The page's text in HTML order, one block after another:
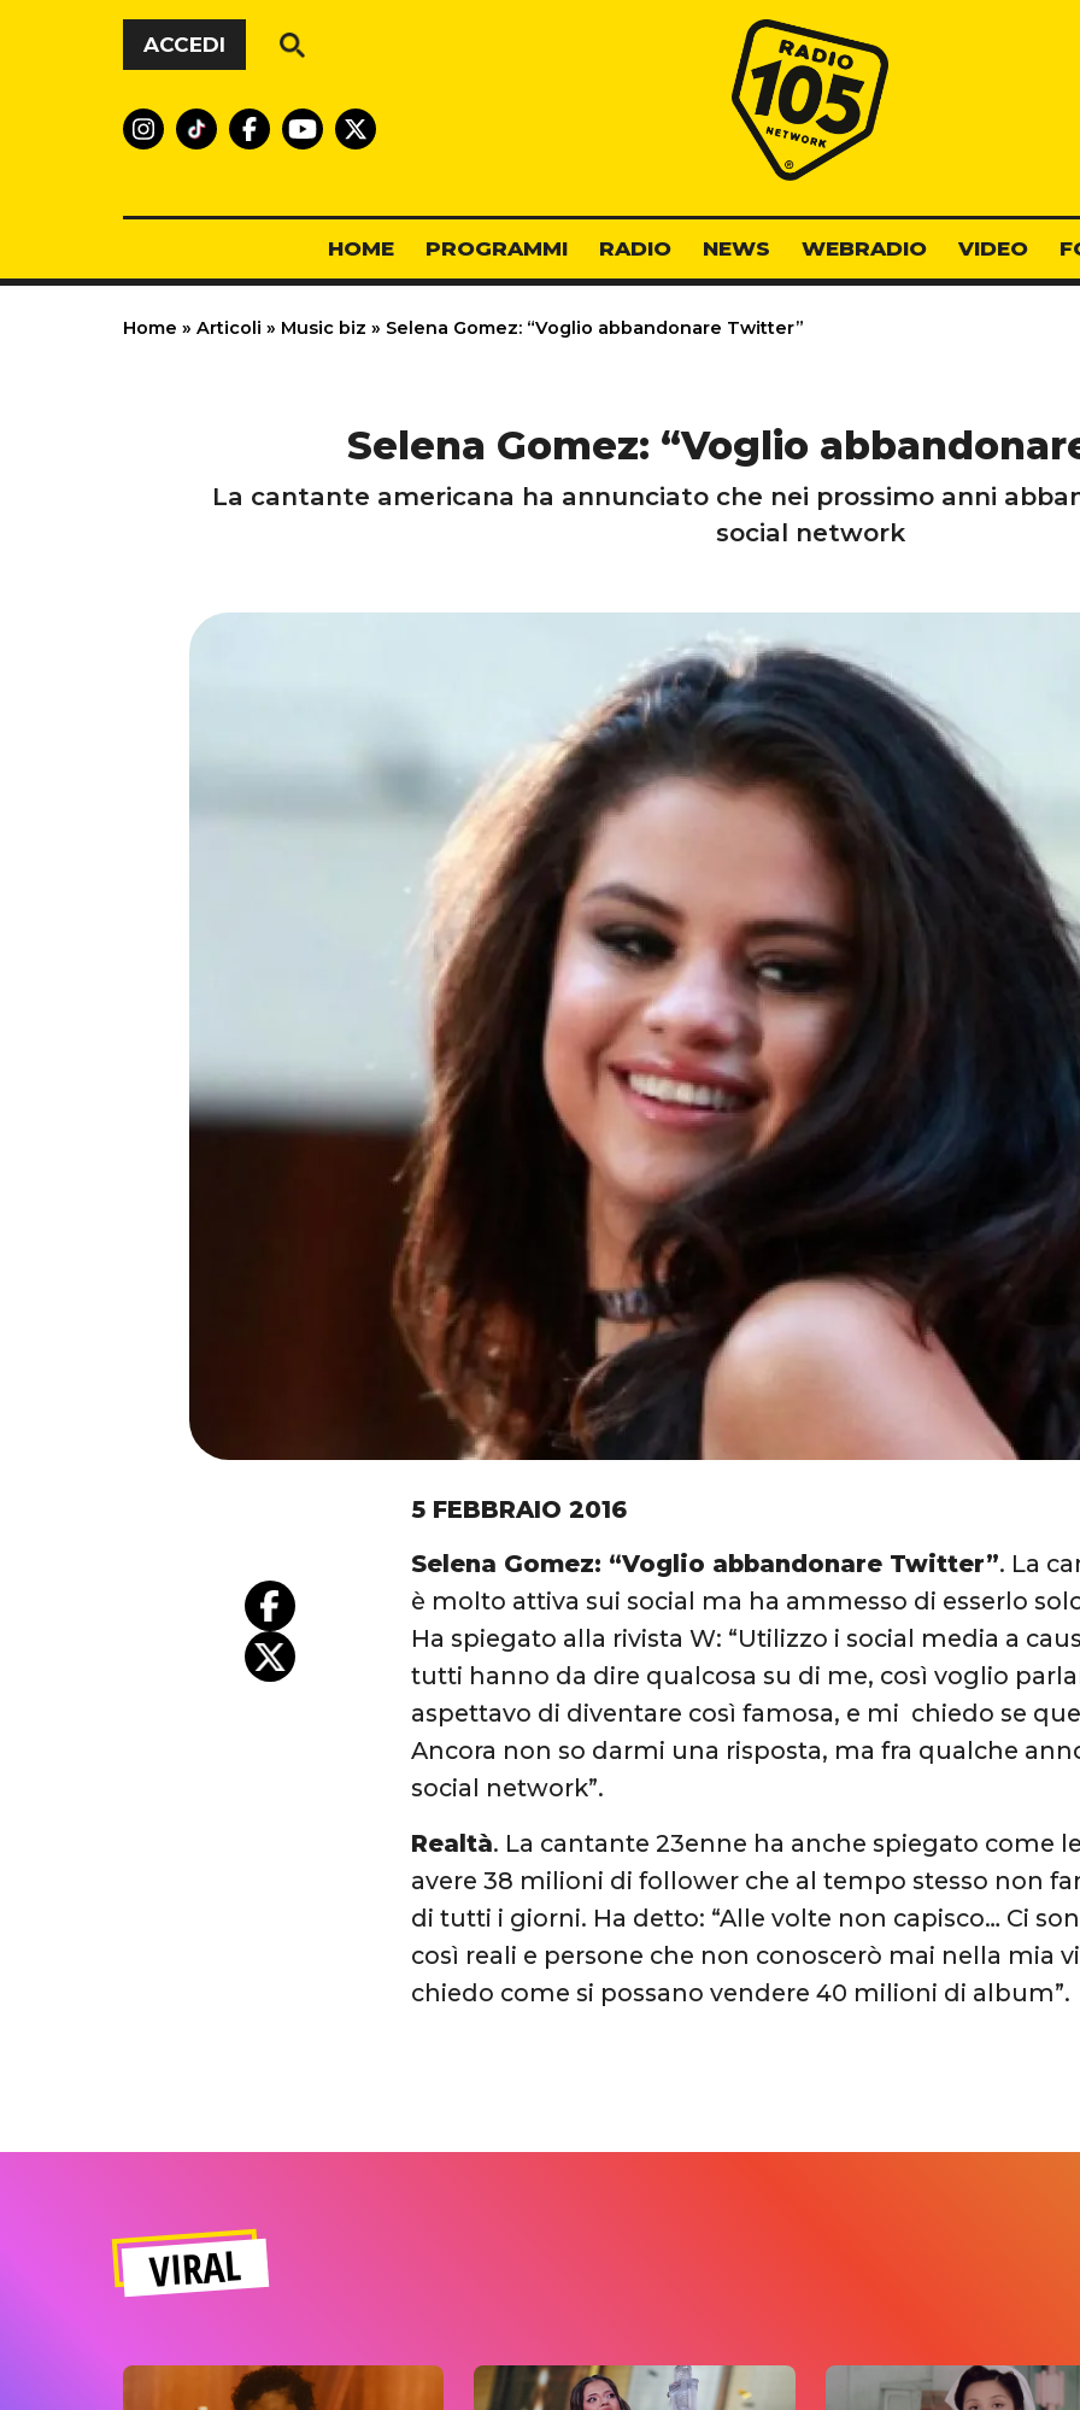
Vai al contenuto
ACCEDI
Radio 105
HOME PROGRAMMI RADIO NEWS WEBRADIO VIDEO
Home » Articoli » Music biz » Selena Gomez: “Voglio abbandonare Twitter”
Selena Gomez: “Voglio
La cantante americana ha annunciato che nei prossimo anni
social network
5 FEBBRAIO 2016
Selena Gomez: “Voglio abbandonare Twitter”. La
è molto attiva sui social ma ha ammesso di esserlo
Ha spiegato alla rivista W: “Utilizzo i social media a
tutti hanno da dire qualcosa su di me, così voglio
aspettavo di diventare così famosa, e mi chiedo se
Ancora non so darmi una risposta, ma fra qualche
social network”.
Realtà. La cantante 23enne ha anche spiegato come
avere 38 milioni di follower che al tempo stesso non
di tutti i giorni. Ha detto: “Alle volte non capisco… Ci
così reali e persone che non conoscerò mai nella mia
chiedo come si possano vendere 40 milioni di album”.
VIRAL